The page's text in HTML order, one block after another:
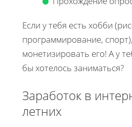
Если у тебя есть хобби
программирование,
монетизировать его! А у
бы хотелось заниматься?
Заработок в
летних